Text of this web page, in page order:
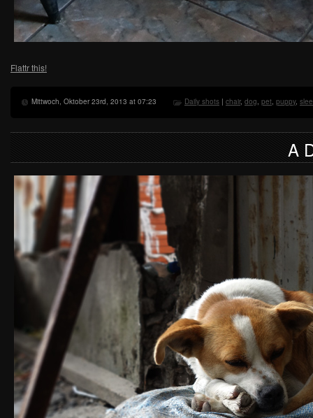
Flattr this!
Mittwoch, Oktober 23rd, 2013 at 07:23 Daily shots | chair, dog, pet, puppy,
A